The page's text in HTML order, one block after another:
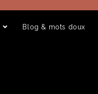
Blog & mots doux